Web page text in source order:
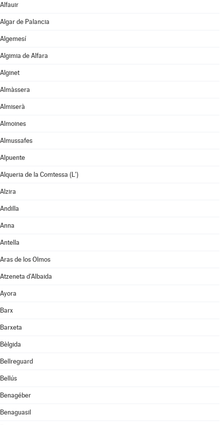
Alfauir
Algar de Palancia
Algemesí
Algimia de Alfara
Alginet
Almàssera
Almiserà
Almoines
Almussafes
Alpuente
Alqueria de la Comtessa (L')
Alzira
Andilla
Anna
Antella
Aras de los Olmos
Atzeneta d'Albaida
Ayora
Barx
Barxeta
Bèlgida
Bellreguard
Bellús
Benagéber
Benaguasil